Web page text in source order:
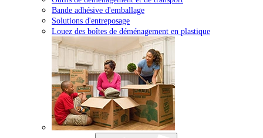
Bande adhésive d'emballage
Solutions d'entreposage
Louez des boîtes de déménagement en plastique